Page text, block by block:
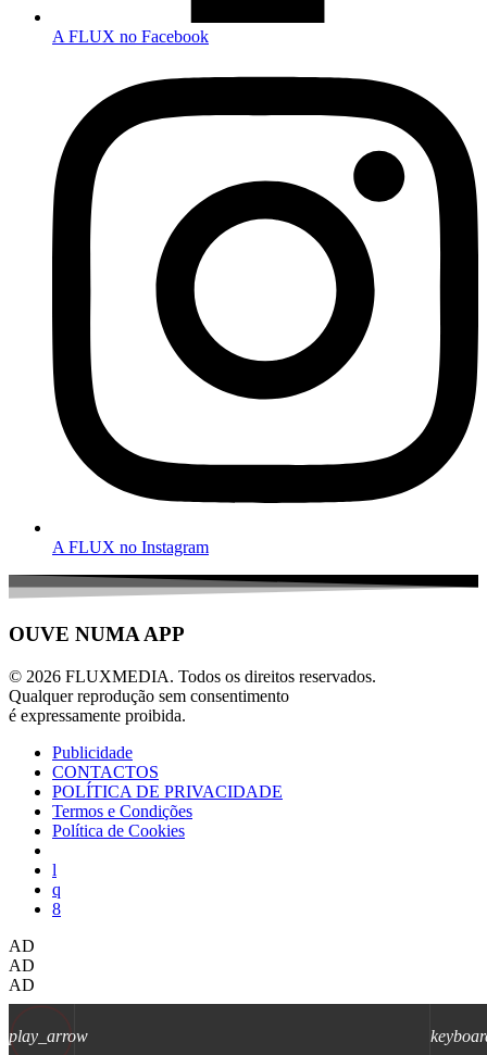
play_arrow
A FLUX no Facebook
A FLUX no Instagram
OUVE NUMA APP
© 2026 FLUXMEDIA. Todos os direitos reservados.
Qualquer reprodução sem consentimento
é expressamente proibida.
Publicidade
CONTACTOS
POLÍTICA DE PRIVACIDADE
Termos e Condições
Política de Cookies
AD
AD
AD